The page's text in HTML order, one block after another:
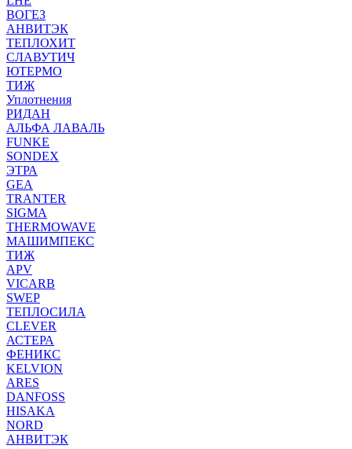
ВОГЕЗ
АНВИТЭК
ТЕПЛОХИТ
СЛАВУТИЧ
ЮТЕРМО
ТИЖ
Уплотнения
РИДАН
АЛЬФА ЛАВАЛЬ
FUNKE
SONDEX
ЭТРА
GEA
TRANTER
SIGMA
THERMOWAVE
МАШИМПЕКС
ТИЖ
APV
VICARB
SWEP
ТЕПЛОСИЛА
CLEVER
АСТЕРА
ФЕНИКС
KELVION
ARES
DANFOSS
HISAKA
NORD
АНВИТЭК